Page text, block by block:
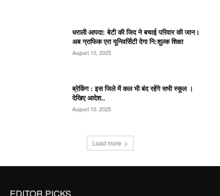
धराली आपदा: बेटी की जिद ने बचाई परिवार की जान।
अब ग्राफिक एरा यूनिवर्सिटी देगा नि:शुल्क शिक्षा
August 10, 2025
ब्रेकिंग : इस जिले में कल भी बंद रहेंगे सभी स्कूल ।
देखिए आदेश..
August 10, 2025
Load more
EDITOR PICKS